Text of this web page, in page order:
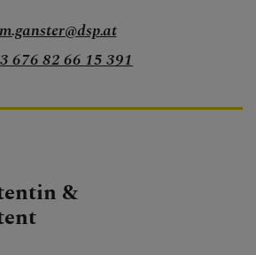
676 82 66 15 391
&